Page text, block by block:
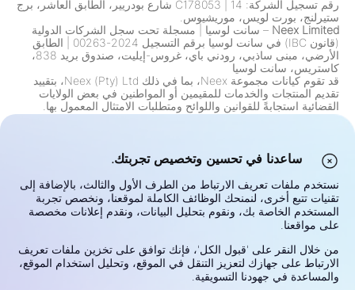
رقم تسجيل الشركة: C178053
14 شارع بودريير، الطابق العاشر، برج
ستيرلنج، بورت لويس، موريشيوس.
Neex Limited – سانت لوسيا
مسجلة تحت سجل الشركات الدولية
(قانون IBC) في سانت لوسيا برقم التسجيل 2024-00263
الطابق
الأرضي، مبنى ساذبي، رودني باي، غروس-إيليت، صندوق بريد 838،
كاستريس، سانت لوسيا
قد تقوم كيانات مجموعة Neex، بما في ذلك Neex (Pty) Ltd، بتقييد
تقديم المنتجات والخدمات للمقيمين أو المواطنين في بعض الولايات
القضائية استجابةً للقوانين واللوائح ومتطلبات الامتثال المعمول بها.
يشمل ذلك، ولكن لا يقتصر على، القيود المفروضة على المقيمين في
باستمرار وفقًا للتغيرات التنظيمية.
تحذير من المخاطر:
عقود الفروقات (CFDs) وسوق الصرف الأجنبي
(Forex) هي منتجات مدفوعة بالرافعة المالية وتحمل مخاطر عالية
بفقدان رأس المال بسرعة. قد لا تكون تجارة مثل هذه الأدوات مناسبة
لجميع المستثمرين. إن إمكانياتك لتحقيق ربح أو خسارة مرتبطة مباشرة
بتقلبات أسعار السوق. قبل التداول، يجب عليك النظر بعناية في أهدافك
الاستثمارية، مستوى خبرتك، وضعك المالي، وتحمل المخاطر. إذا كنت
غير متأكد من المخاطر أو شروط التداول، اطلب نصيحة مستقلة من
مستشار مالي مؤهل. لا تتداول بأموال لا يمكنك تحمل خسارتها.
الخصوصية والأمان
ساعدنا في تحسين وتخصيص تجربتك.
نستخدم ملفات تعريف الارتباط من الطرف الأول والثالث، بالإضافة إلى
تقنيات تتبع أخرى، لنمنحك الوظائف الكاملة لموقعنا، ونخصص تجربة
المستخدم الخاصة بك، ونقوم بتحليل البيانات، ونقدم إعلانات مخصصة
على مواقعنا.
من خلال النقر على 'قبول الكل'، فإنك توافق على تخزين ملفات تعريف
الارتباط على جهازك لتعزيز التنقل في الموقع، وتحليل استخدام الموقع،
والمساعدة في جهودنا التسويقية.